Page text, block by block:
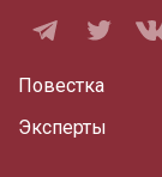
Повестка
Эксперты